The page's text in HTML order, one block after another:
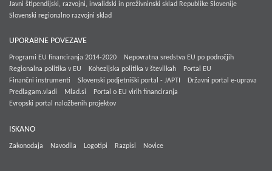
Javni štipendijski, razvojni, invalidski in preživninski sklad Republike Slovenije
Slovenski regionalno razvojni sklad
UPORABNE POVEZAVE
Programi EU financiranja 2014-2020
Nepovratna sredstva EU po področjih
Regionalna politika v EU
Kohezijska politika v številkah
Portal EU
Finančni instrumenti
Slovenski podjetniški portal - JAPTI
Državni portal e-uprava
Predlagam.vladi
Mlad.si
Portal o EU virih financiranja
Evropski portal naložbenih projektov
ISKANO
Zakonodaja Navodila Logotipi Razpisi Novice